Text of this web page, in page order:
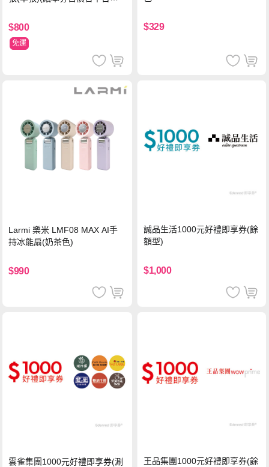
$800
免運
$329
Larmi 樂米 LMF08 MAX AI手
持冰能扇(奶茶色)
$990
誠品生活1000元好禮即享券(餘
額型)
$1,000
雲雀集團1000元好禮即享券(涮
王品集團1000元好禮即享券(餘